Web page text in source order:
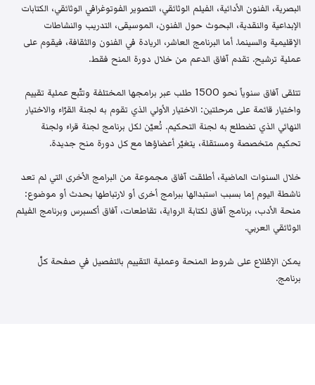
البصرية، الفنون الأدائية، الفيلم الوثائقي، التصوير الفوتوغرافي الوثائقي، الكتابات
الإبداعية والنقدية، البحوث حول الفنون، الموسيقى، التدريب والنشاطات
الإقليمية والسينما. أما البرنامج العاشر، الريادة في الفنون والثقافة، فيقوم على
عملية ترشيح. تقدم آفاق الدعم من خلال دورة المنح فقط.
تتلقى آفاق سنوياً نحو 1500 طلب عبر برامجها المختلفة وتتّبع عملية تقييم
واختيار قائمة على مرحلتين: الاختيار الأولي الذي تقوم به لجنة القرّاء والاختيار
النهائي الذي تضطلع به لجنة التحكيم. تُعيّن لكل برنامج لجنة قراء ولجنة
تحكيم متخصصة ومستقلة، يتغيّر أعضاؤها مع كل دورة منح جديدة.
خلال السنوات الماضية، أطلقت آفاق مجموعة من البرامج الأخرى التي لم تعد
ناشطة اليوم إما بسبب استبدالها ببرامج أخرى أو لارتباطها بحدث أو موضوع:
منحة الأدب، برنامج آفاق لكتابة الرواية، تقاطعات، آفاق أكسبرس وبرنامج الفيلم
الوثائقي العربي.
يمكن الإطّلاع على شروط المنحة وعملية التقييم بالتفصيل في صفحة كلّ
برنامج.